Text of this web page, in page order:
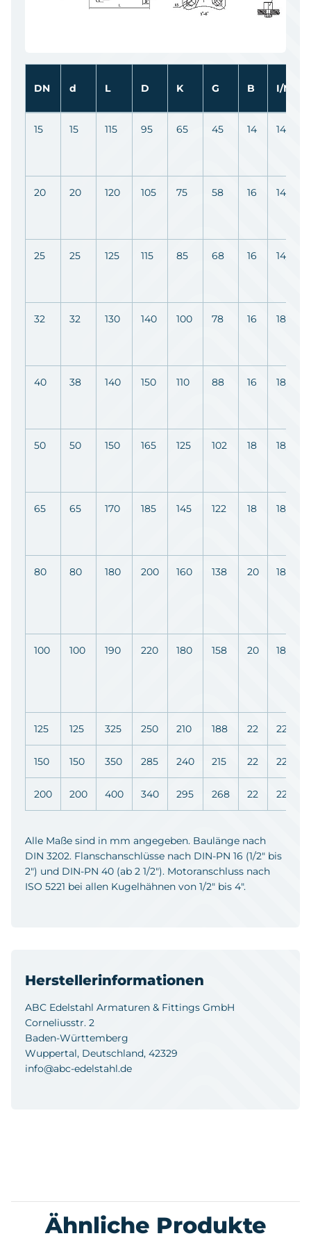
DN d L D K G B I/N
15 15 115 95 65 45 14 14/4
20 20 120 105 75 58 16 14/4
25 25 125 115 85 68 16 14/4
32 32 130 140 100 78 16 18/4
40 38 140 150 110 88 16 18/4
50 50 150 165 125 102 18 18/4
65 65 170 185 145 122 18 18/4
80 80 180 200 160 138 20 18/8
100 100 190 220 180 158 20 18/8
125 125 325 250 210 188 22 22/8
150 150 350 285 240 215 22 22/8
200 200 400 340 295 268 22 22/16
Alle Maße sind in mm angegeben. Baulänge nach
DIN 3202. Flanschanschlüsse nach DIN-PN 16 (1/2" bis
2") und DIN-PN 40 (ab 2 1/2"). Motoranschluss nach
ISO 5221 bei allen Kugelhähnen von 1/2" bis 4".
Herstellerinformationen
ABC Edelstahl Armaturen & Fittings GmbH
Corneliusstr. 2
Baden-Württemberg
Wuppertal, Deutschland, 42329
info@abc-edelstahl.de
Ähnliche Produkte